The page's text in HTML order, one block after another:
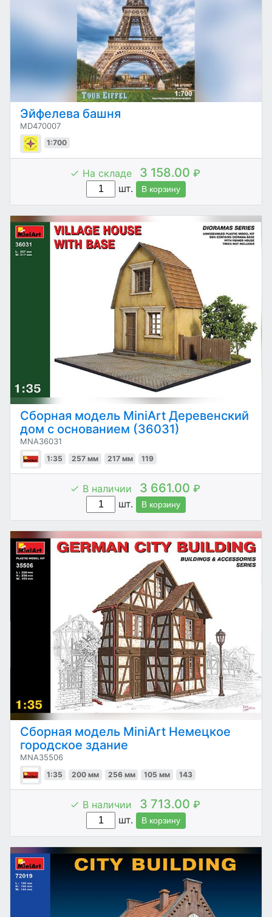
Эйфелева башня
MD470007
1:700
На складе 3 158.00 ₽
шт.
В корзину
Сборная модель MiniArt Деревенский
дом с основанием (36031)
MNA36031
1:35 257 мм 217 мм 119
В наличии 3 661.00 ₽
шт.
В корзину
Сборная модель MiniArt Немецкое
городское здание
MNA35506
1:35 200 мм 256 мм 105 мм 143
В наличии 3 713.00 ₽
шт.
В корзину